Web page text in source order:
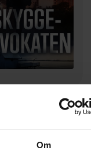
Om
J. Stensrud
LYDBOK